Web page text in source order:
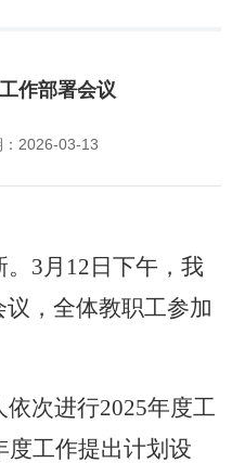
作部署会议
：2026-03-13
3月12日下午，我
，全体教职工参加
依次进行2025年度工
度工作提出计划设